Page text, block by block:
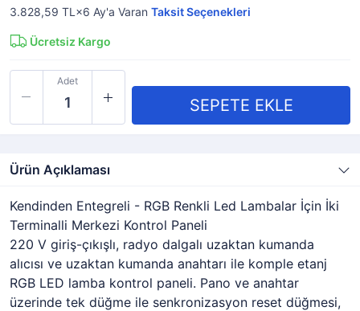
3.828,59 TL×6 Ay'a Varan Taksit Seçenekleri
Ücretsiz Kargo
Adet
Ürün Açıklaması
Kendinden Entegreli - RGB Renkli Led Lambalar İçin İki
Terminalli Merkezi Kontrol Paneli
220 V giriş-çıkışlı, radyo dalgalı uzaktan kumanda
alıcısı ve uzaktan kumanda anahtarı ile komple etanj
RGB LED lamba kontrol paneli. Pano ve anahtar
üzerinde tek düğme ile senkronizasyon reset düğmesi,